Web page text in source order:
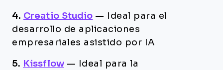
4. Creatio Studio —
Ideal para el
desarrollo de aplicaciones
empresariales asistido por IA
5. Kissflow —
Ideal para la